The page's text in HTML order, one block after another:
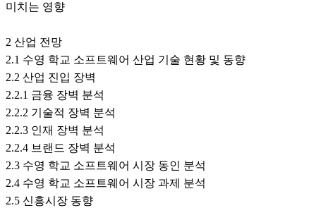
미치는 영향
2 산업 전망
2.1 수영 학교 소프트웨어 산업 기술 현황 및 동향
2.2 산업 진입 장벽
2.2.1 금융 장벽 분석
2.2.2 기술적 장벽 분석
2.2.3 인재 장벽 분석
2.2.4 브랜드 장벽 분석
2.3 수영 학교 소프트웨어 시장 동인 분석
2.4 수영 학교 소프트웨어 시장 과제 분석
2.5 신흥시장 동향